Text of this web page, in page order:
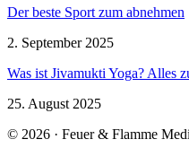
Der beste Sport zum abnehmen
2. September 2025
Was ist Jivamukti Yoga? Alles
25. August 2025
© 2026 · Feuer & Flamme